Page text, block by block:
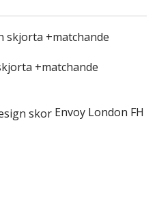
+matchande
Envoy London FH